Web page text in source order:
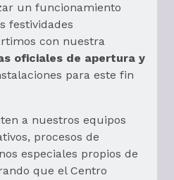
un funcionamiento
festividades
con nuestra
oficiales de apertura y
para este fin
a nuestros equipos
procesos de
especiales propios de
que el Centro